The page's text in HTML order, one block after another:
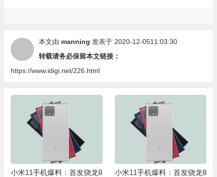
本文由 manning 发表于 2020-12-0511:03:30
转载请务必保留本文链接：
https://www.idigi.net/226.html
小米11手机爆料：首发骁龙8
小米11手机爆料：首发骁龙8